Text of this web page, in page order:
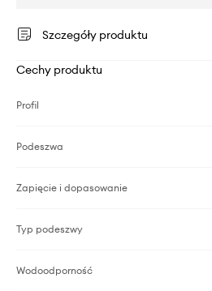
Szczegóły produktu
Cechy produktu
Profil
Podeszwa
Zapięcie i dopasowanie
Typ podeszwy
Wodoodporność